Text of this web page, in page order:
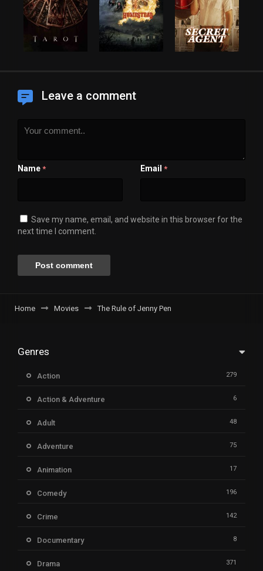
Leave a comment
Name * Email *
Save my name, email, and website in this browser for the
next time I comment.
Home Movies The Rule of Jenny Pen
Genres
Action 279
Action & Adventure 6
Adult 48
Adventure 75
Animation 17
Comedy 196
Crime 142
Documentary 8
Drama 371